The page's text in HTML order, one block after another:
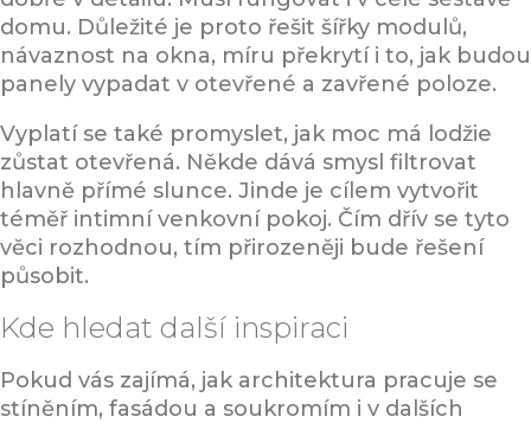
domu. Důležité je proto řešit šířky modulů,
návaznost na okna, míru překrytí i to, jak budou
panely vypadat v otevřené a zavřené poloze.
Vyplatí se také promyslet, jak moc má lodžie
zůstat otevřená. Někde dává smysl filtrovat
hlavně přímé slunce. Jinde je cílem vytvořit
téměř intimní venkovní pokoj. Čím dřív se tyto
věci rozhodnou, tím přirozeněji bude řešení
působit.
Kde hledat další inspiraci
Pokud vás zajímá, jak architektura pracuje se
stíněním, fasádou a soukromím i v dalších